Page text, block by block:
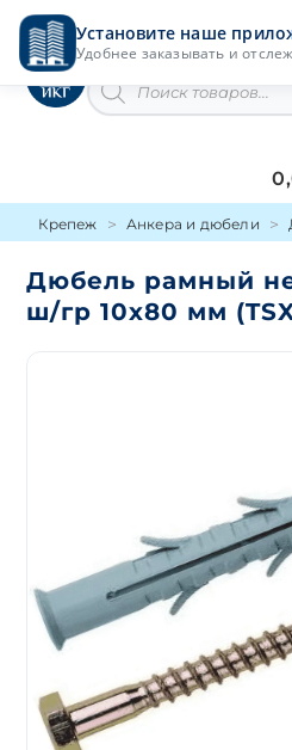
Установите наше
Удобнее заказывать и
Перейти
содержимомуИнструменты
товаров
Крепеж Анкера и дюбели
Дюбель рамный
ш/гр 10х80 мм